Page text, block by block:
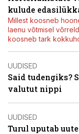
kulude
Millest koosneb
laenu võtmisel
koosneb tark
UUDISED
Said tudengiks?
valutut nippi
UUDISED
Turul uputab